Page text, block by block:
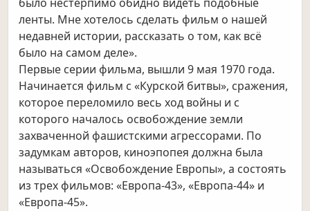
ленты. Мне хотелось сделать фильм о нашей
недавней истории, рассказать о том, как всё
было на самом деле».
Первые серии фильма, вышли 9 мая 1970 года.
Начинается фильм с «Курской битвы», сражения,
которое переломило весь ход войны и с
которого началось освобождение земли
захваченной фашистскими агрессорами. По
задумкам авторов, киноэпопея должна была
называться «Освобождение Европы», а состоять
из трех фильмов: «Европа-43», «Европа-44» и
«Европа-45».